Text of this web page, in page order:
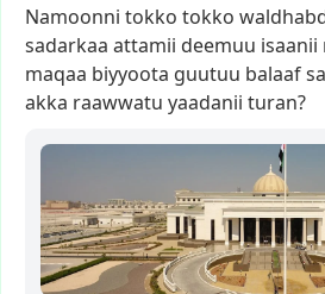
Namoonni tokko tokko
sadarkaa attamii deemuu isaanii
maqaa biyyoota guutuu balaaf
akka raawwatu yaadanii turan?